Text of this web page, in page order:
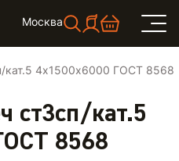
Москва
кат.5 4х1500х6000 ГОСТ 8568
ст3сп/кат.5
8568